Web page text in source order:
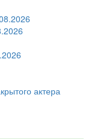
актера